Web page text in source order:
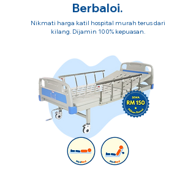
Berbaloi.
Nikmati harga katil hospital murah terus dari
kilang. Dijamin 100% kepuasan.